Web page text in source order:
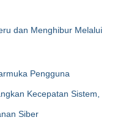
dan Menghibur Melalui
Pengguna
Kecepatan Sistem,
Siber